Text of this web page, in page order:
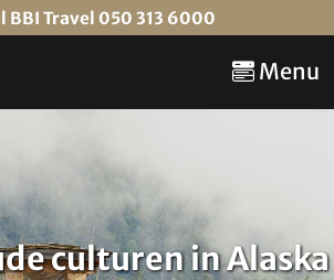
BBI Travel 050 313 6000
Menu
culturen in Alaska